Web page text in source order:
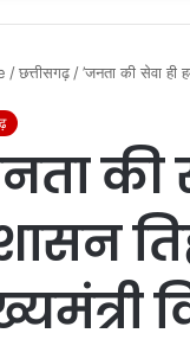
/छत्तीसगढ़ /’जनता की सेवा ही
की